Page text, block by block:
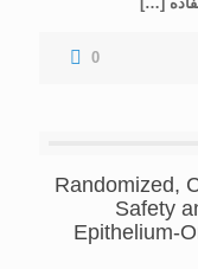
0
Randomized,
Safety
Epithelium-